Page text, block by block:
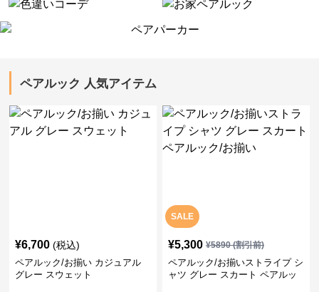
ペアルック 人気アイテム
¥6,700 (税込)
ペアルック/お揃い カジュアル
グレー スウェット
SALE
¥5,300 ¥5890(割引前)
ペアルック/お揃いストライプ シ
ャツ グレー スカート ペアルッ